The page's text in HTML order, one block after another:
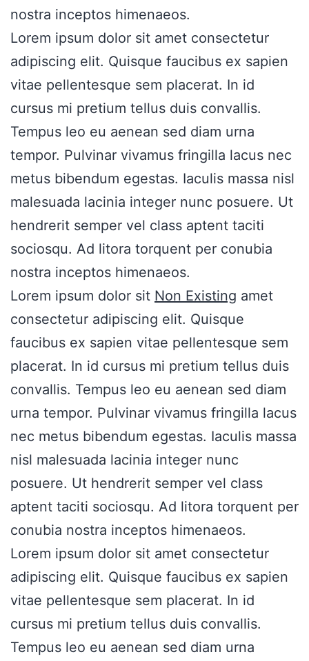
nostra inceptos himenaeos.
Lorem ipsum dolor sit amet consectetur
adipiscing elit. Quisque faucibus ex sapien
vitae pellentesque sem placerat. In id
cursus mi pretium tellus duis convallis.
Tempus leo eu aenean sed diam urna
tempor. Pulvinar vivamus fringilla lacus nec
metus bibendum egestas. Iaculis massa nisl
malesuada lacinia integer nunc posuere. Ut
hendrerit semper vel class aptent taciti
sociosqu. Ad litora torquent per conubia
nostra inceptos himenaeos.
Lorem ipsum dolor sit Non Existing amet
consectetur adipiscing elit. Quisque
faucibus ex sapien vitae pellentesque sem
placerat. In id cursus mi pretium tellus duis
convallis. Tempus leo eu aenean sed diam
urna tempor. Pulvinar vivamus fringilla lacus
nec metus bibendum egestas. Iaculis massa
nisl malesuada lacinia integer nunc
posuere. Ut hendrerit semper vel class
aptent taciti sociosqu. Ad litora torquent per
conubia nostra inceptos himenaeos.
Lorem ipsum dolor sit amet consectetur
adipiscing elit. Quisque faucibus ex sapien
vitae pellentesque sem placerat. In id
cursus mi pretium tellus duis convallis.
Tempus leo eu aenean sed diam urna